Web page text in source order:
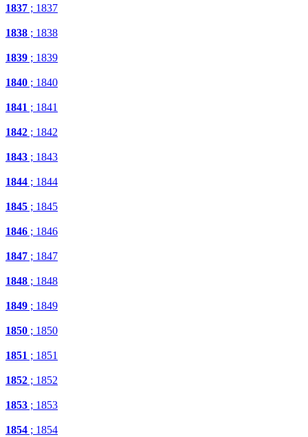
1837 ; 1837
1838 ; 1838
1839 ; 1839
1840 ; 1840
1841 ; 1841
1842 ; 1842
1843 ; 1843
1844 ; 1844
1845 ; 1845
1846 ; 1846
1847 ; 1847
1848 ; 1848
1849 ; 1849
1850 ; 1850
1851 ; 1851
1852 ; 1852
1853 ; 1853
1854 ; 1854